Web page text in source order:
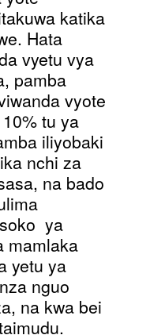
katika
Hata
vyetu vya
pamba
vyote
tu ya
iliyobaki
nchi za
na bado
ya
mamlaka
yetu ya
nguo
na kwa bei